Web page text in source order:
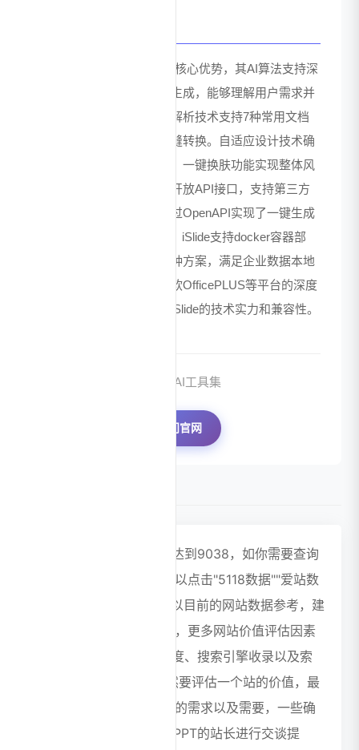
iSlide在技术层面拥有多项核心优势，其AI算法支持深
度思考、联网搜索和智能生成，能够理解用户需求并
生成高质量内容。多文档解析技术支持7种常用文档
格式导入，实现内容的无缝转换。自适应设计技术确
保素材与模板的完美匹配，一键换肤功能实现整体风
格的快速调整。平台提供开放API接口，支持第三方
平台集成，如航天云网通过OpenAPI实现了一键生成
PPT的功能。在部署方面，iSlide支持docker容器部
署、本地服务器部署等多种方案，满足企业数据本地
化需求。与夸克文档、微软OfficePLUS等平台的深度
技术合作，进一步验证了iSlide的技术实力和兼容性。
来源：AI工具集
访问官网
iSlide PPT浏览人数已经达到9038，如你需要查询
该站的相关权重信息，可以点击"5118数据""爱站数
据""Chinaz数据"进入； 以目前的网站数据参考，建
议大家请以爱站数据为准，更多网站价值评估因素
如：iSlide PPT的访问速度、搜索引擎收录以及索
引量、用户体验等； 当然要评估一个站的价值，最
主要还是需要根据您自身的需求以及需要，一些确
切的数据则需要找iSlide PPT的站长进行交谈提